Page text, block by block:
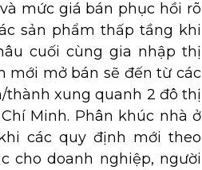
mức giá bán phục hồi rõ
sản phẩm thấp tầng khi
cuối cùng gia nhập thị
mới mở bán sẽ đến từ các
thành xung quanh 2 đô thị
Minh. Phân khúc nhà ở
các quy định mới theo
cho doanh nghiệp, người